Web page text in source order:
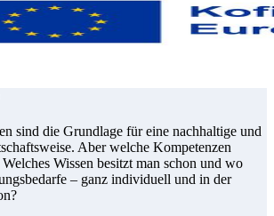
sind die Grundlage für eine nachhaltige und
Aber welche Kompetenzen
Wissen besitzt man schon und wo
– ganz individuell und in der